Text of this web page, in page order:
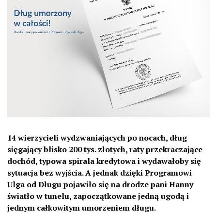
14 wierzycieli wydzwaniających po nocach, dług
sięgający blisko 200 tys. złotych, raty przekraczające
dochód, typowa spirala kredytowa i wydawałoby się
sytuacja bez wyjścia. A jednak dzięki Programowi
Ulga od Długu pojawiło się na drodze pani Hanny
światło w tunelu, zapoczątkowane jedną ugodą i
jednym całkowitym umorzeniem długu.